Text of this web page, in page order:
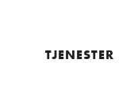
TJENESTER